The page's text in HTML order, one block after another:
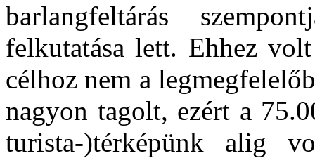
barlangfeltárás
felkutatása lett. Ehhez
célhoz nem a
nagyon tagolt, ezért a
turista-)térképünk alig